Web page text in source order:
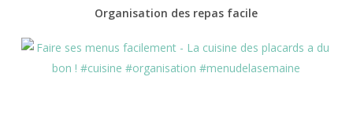
Organisation des repas facile